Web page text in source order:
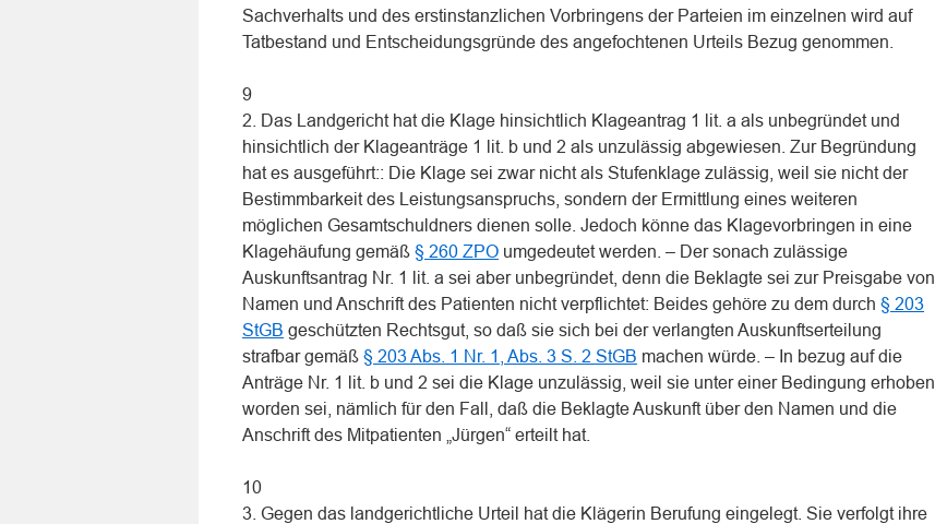
Sachverhalts und des erstinstanzlichen Vorbringens der Parteien im einzelnen wird auf
Tatbestand und Entscheidungsgründe des angefochtenen Urteils Bezug genommen.
9
2. Das Landgericht hat die Klage hinsichtlich Klageantrag 1 lit. a als unbegründet und
hinsichtlich der Klageanträge 1 lit. b und 2 als unzulässig abgewiesen. Zur Begründung
hat es ausgeführt:: Die Klage sei zwar nicht als Stufenklage zulässig, weil sie nicht der
Bestimmbarkeit des Leistungsanspruchs, sondern der Ermittlung eines weiteren
möglichen Gesamtschuldners dienen solle. Jedoch könne das Klagevorbringen in eine
Klagehäufung gemäß § 260 ZPO umgedeutet werden. – Der sonach zulässige
Auskunftsantrag Nr. 1 lit. a sei aber unbegründet, denn die Beklagte sei zur Preisgabe von
Namen und Anschrift des Patienten nicht verpflichtet: Beides gehöre zu dem durch § 203
StGB geschützten Rechtsgut, so daß sie sich bei der verlangten Auskunftserteilung
strafbar gemäß § 203 Abs. 1 Nr. 1, Abs. 3 S. 2 StGB machen würde. – In bezug auf die
Anträge Nr. 1 lit. b und 2 sei die Klage unzulässig, weil sie unter einer Bedingung erhoben
worden sei, nämlich für den Fall, daß die Beklagte Auskunft über den Namen und die
Anschrift des Mitpatienten „Jürgen“ erteilt hat.
10
3. Gegen das landgerichtliche Urteil hat die Klägerin Berufung eingelegt. Sie verfolgt ihre